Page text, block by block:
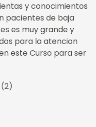
y conocimientos
pacientes de baja
es muy grande y
para la atencion
este Curso para ser